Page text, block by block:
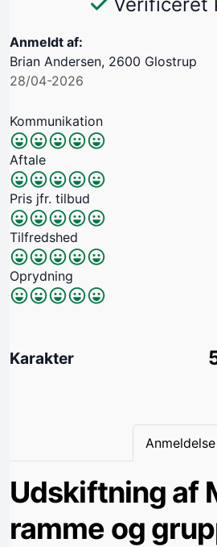
Anmeldt af:
Brian Andersen, 2600 Glostrup
28/04-2026
Kommunikation
Aftale
Pris jfr. tilbud
Tilfredshed
Oprydning
Karakter
Anmeldelse
Udskiftning af
ramme og